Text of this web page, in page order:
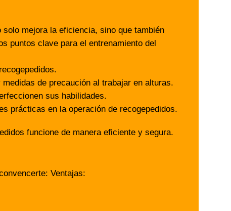
mejora la eficiencia, sino que también
puntos clave para el entrenamiento del
de precaución al trabajar en alturas.
sus habilidades.
prácticas en la operación de recogepedidos.
funcione de manera eficiente y segura.
Ventajas: